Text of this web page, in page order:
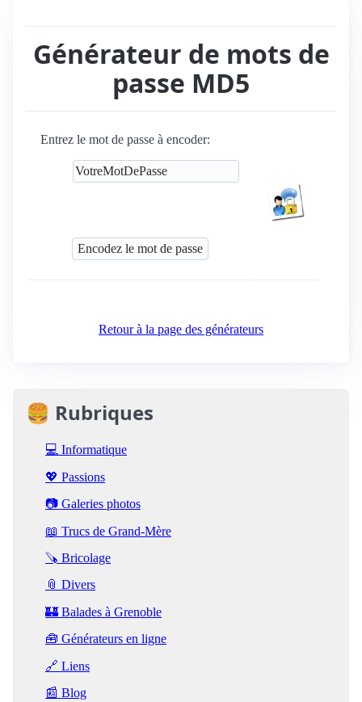
Générateur de mots de
passe MD5
Entrez le mot de passe à encoder:
Retour à la page des générateurs
🍔 Rubriques
💻 Informatique
💖 Passions
📷 Galeries photos
📖 Trucs de Grand-Mère
🪚 Bricolage
📎 Divers
🏰 Balades à Grenoble
🧰 Générateurs en ligne
🔗 Liens
📰 Blog